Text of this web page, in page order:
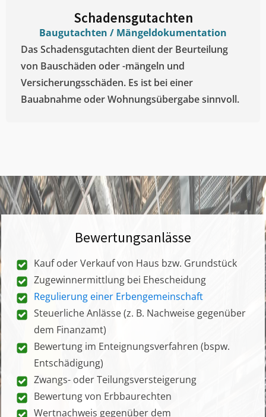
Schadensgutachten
Baugutachten / Mängeldokumentation
Das Schadensgutachten dient der Beurteilung
von Bauschäden oder -mängeln und
Versicherungsschäden. Es ist bei einer
Bauabnahme oder Wohnungsübergabe sinnvoll.
Bewertungsanlässe
Kauf oder Verkauf von Haus bzw. Grundstück
Zugewinnermittlung bei Ehescheidung
Regulierung einer Erbengemeinschaft
Steuerliche Anlässe (z. B. Nachweise gegenüber
dem Finanzamt)
Bewertung im Enteignungsverfahren (bspw.
Entschädigung)
Zwangs- oder Teilungsversteigerung
Bewertung von Erbbaurechten
Wertnachweis gegenüber dem